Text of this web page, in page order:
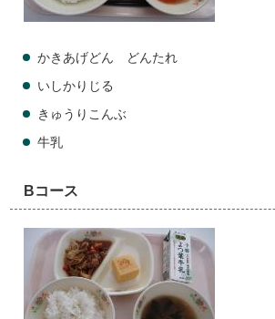
かきあげどん どんたれ
いしかりじる
きゅうりこんぶ
牛乳
Bコース